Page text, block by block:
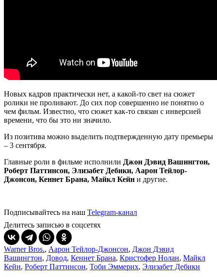
Новых кадров практически нет, а какой-то свет на сюжет
ролики не проливают. До сих пор совершенно не понятно о
чем фильм. Известно, что сюжет как-то связан с инверсией
времени, что бы это ни значило.
Из позитива можно выделить подтвержденную дату премьеры
– 3 сентября.
Главные роли в фильме исполнили Джон Дэвид Вашингтон,
Роберт Паттинсон, Элизабет Дебики, Аарон Тейлор-
Джонсон, Кеннет Брана, Майкл Кейн и другие.
Подписывайтесь на наш Telegram-канал
Делитесь записью в соцсетях
Warner Bros., Аарон Тейлор-Джонсон, Джон Дэвид
Вашингтон, Довод, Кеннет Брана, Кристофер Нолан, Майкл
Кейн, Роберт Паттинсон, Тоби Эммерих, Элизабет Дебики